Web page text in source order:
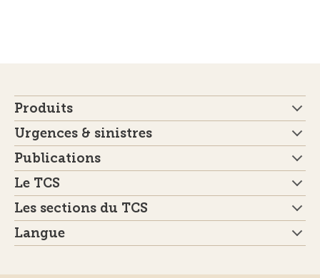
Produits
Urgences & sinistres
Publications
Le TCS
Les sections du TCS
Langue